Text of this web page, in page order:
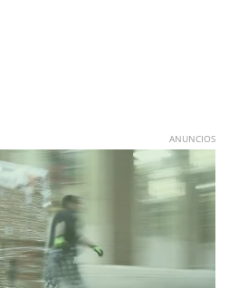
ANUNCIOS